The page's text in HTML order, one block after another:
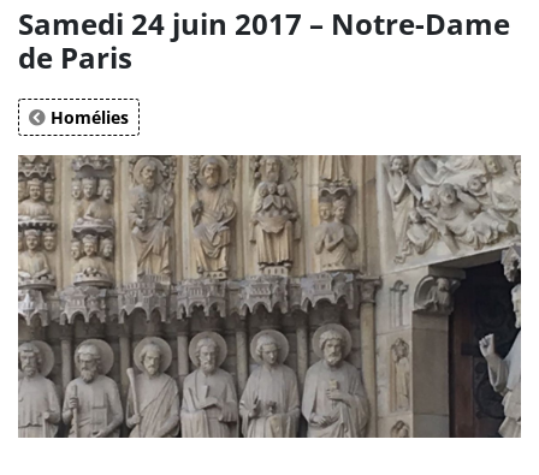
Samedi 24 juin 2017 – Notre-Dame
de Paris
Homélies